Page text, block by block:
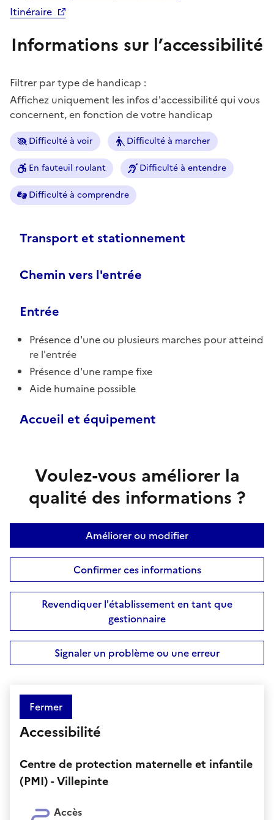
Itinéraire
Informations sur l’accessibilité
Filtrer par type de handicap :
Affichez uniquement les infos d'accessibilité qui vous
concernent, en fonction de votre handicap
Difficulté à voir Difficulté à marcher
En fauteuil roulant Difficulté à entendre
Difficulté à comprendre
Transport et stationnement
Chemin vers l'entrée
Entrée
Présence d'une ou plusieurs marches pour atteind
re l'entrée
Présence d'une rampe fixe
Aide humaine possible
Accueil et équipement
Voulez-vous améliorer la
qualité des informations ?
Améliorer ou modifier
Confirmer ces informations
Revendiquer l'établissement en tant que
gestionnaire
Signaler un problème ou une erreur
Fermer
Accessibilité
Centre de protection maternelle et infantile
(PMI) - Villepinte
Accès